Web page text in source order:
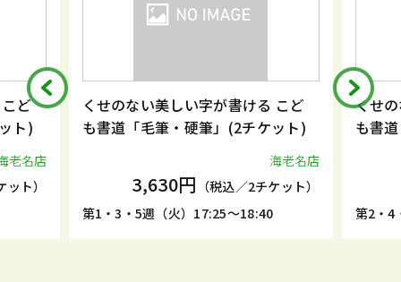
ど
ト)
老名店
ト）
くせのない美しい字が書ける こど
も書道「毛筆・硬筆」(2チケット)
海老名店
3,630円 （税込／2チケット）
第1・3・5週（火）17:25～18:40
くせ
も書
第2・4